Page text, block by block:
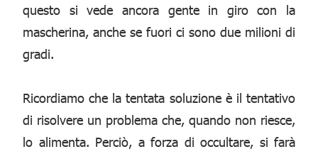
questo si vede ancora gente in giro con la
mascherina, anche se fuori ci sono due milioni di
gradi.
Ricordiamo che la tentata soluzione è il tentativo
di risolvere un problema che, quando non riesce,
lo alimenta. Perciò, a forza di occultare, si farà